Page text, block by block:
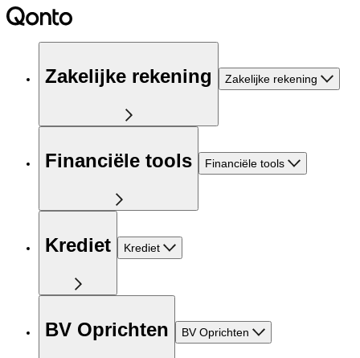
Zakelijke rekening Zakelijke rekening
Financiële tools Financiële tools
Krediet Krediet
BV Oprichten BV Oprichten